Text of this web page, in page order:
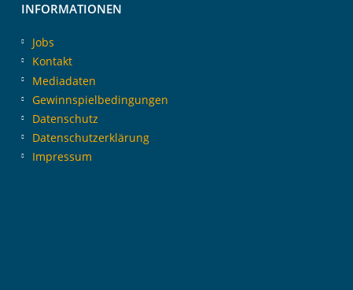
INFORMATIONEN
Jobs
Kontakt
Mediadaten
Gewinnspielbedingungen
Datenschutz
Datenschutzerklärung
Impressum